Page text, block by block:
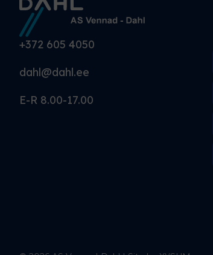
+372 605 4050
dahl@dahl.ee
E-R 8.00-17.00